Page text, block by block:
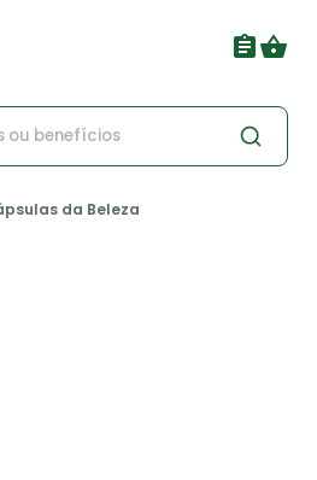
da Beleza